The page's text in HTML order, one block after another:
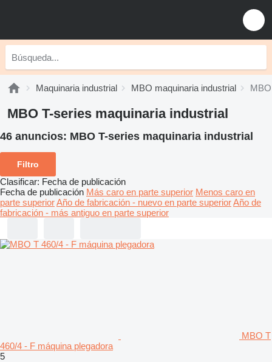
Maquinaria industrial MBO maquinaria industrial
MBO T-series maquinaria industrial
46 anuncios: MBO T-series maquinaria industrial
Filtro
Clasificar: Fecha de publicación
Fecha de publicación Más caro en parte superior Menos caro en
parte superiorAño de fabricación - nuevo en parte superiorAño de
fabricación - más antiguo en parte superior
MBO T
460/4 - F máquina plegadora
5